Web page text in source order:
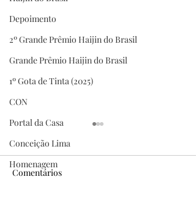
Depoimento
2º Grande Prêmio Haijin do Brasil
Grande Prêmio Haijin do Brasil
1º Gota de Tinta (2025)
CON
Portal da Casa
Conceição Lima
Homenagem
Comentários